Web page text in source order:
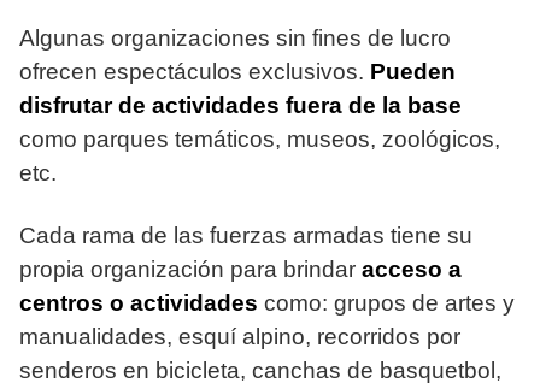
Algunas organizaciones sin fines de lucro
ofrecen espectáculos exclusivos. Pueden
disfrutar de actividades fuera de la base
como parques temáticos, museos, zoológicos,
etc.
Cada rama de las fuerzas armadas tiene su
propia organización para brindar acceso a
centros o actividades como: grupos de artes y
manualidades, esquí alpino, recorridos por
senderos en bicicleta, canchas de basquetbol,